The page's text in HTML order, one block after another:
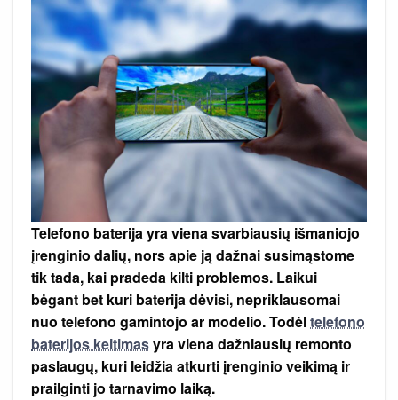
būtinas
ir
svarbu
žinoti
Telefono baterija yra viena svarbiausių išmaniojo
įrenginio dalių, nors apie ją dažnai susimąstome
tik tada, kai pradeda kilti problemos. Laikui
bėgant bet kuri baterija dėvisi, nepriklausomai
nuo telefono gamintojo ar modelio. Todėltelefono
baterijos keitimasyra viena dažniausių remonto
paslaugų, kuri leidžia atkurti įrenginio veikimą ir
prailginti jo tarnavimo laiką.